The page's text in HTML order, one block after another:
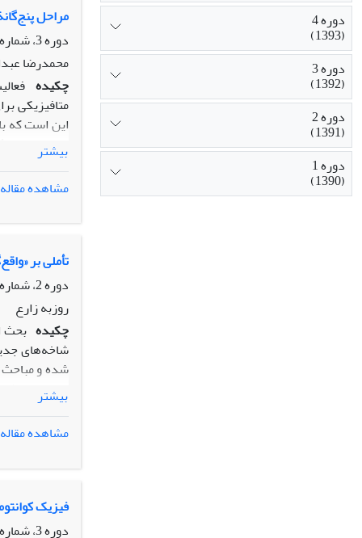
مراحل
دوره 3، شماره 5، فروردین 1392، صفحه
محمدرضا
چکیده
متافیزیکی
این است که
بیشتر
مشاهده مقاله
تأملی بر
دوره 2، شماره 4، مهر 1391، صفحه
روزبه زارع
چکیده بحث
شاخه‌های
شده و مباحث
بررسی می‌شود.
بیشتر
مشاهده مقاله
فیزیک
دوره 3، شماره 6، مهر 1392، صفحه
دوره 4
(1393)
دوره 3
(1392)
دوره 2
(1391)
دوره 1
(1390)